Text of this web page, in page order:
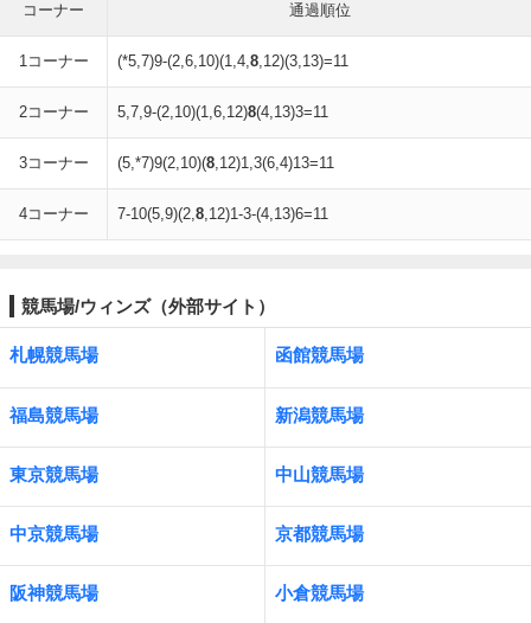
コーナー 通過順位
1コーナー (*5,7)9-(2,6,10)(1,4,8,12)(3,13)=11
2コーナー 5,7,9-(2,10)(1,6,12)8(4,13)3=11
3コーナー (5,*7)9(2,10)(8,12)1,3(6,4)13=11
4コーナー 7-10(5,9)(2,8,12)1-3-(4,13)6=11
競馬場/ウィンズ（外部サイト）
札幌競馬場 函館競馬場
福島競馬場 新潟競馬場
東京競馬場 中山競馬場
中京競馬場 京都競馬場
阪神競馬場 小倉競馬場